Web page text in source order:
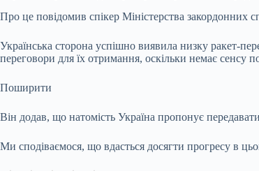
Про це повідомив спікер Міністерства закордонних
Українська сторона успішно виявила низку ракет-
переговори для їх отримання, оскільки немає сенсу
Поширити
Він додав, що натомість Україна пропонує
Ми сподіваємося, що вдасться досягти прогресу в